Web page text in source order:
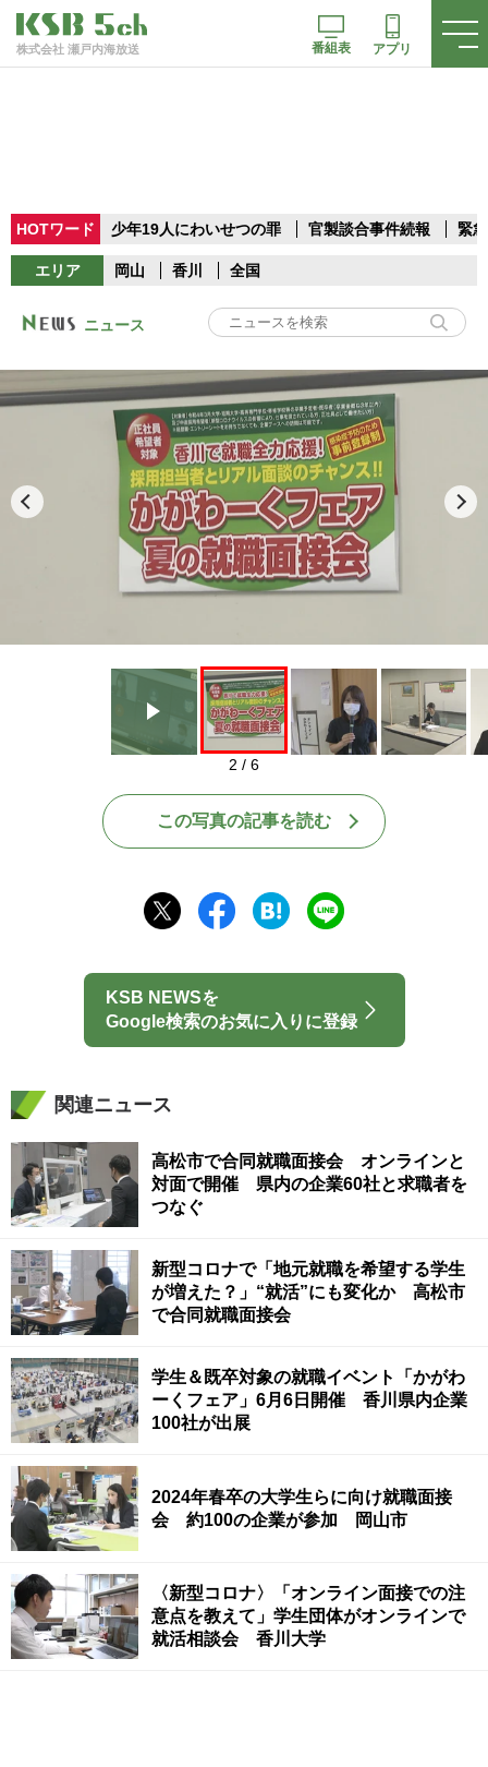
株式会社 瀬戸内海放送 番組表 アプリ
HOTワード 少年19人にわいせつの罪 官製談合事件続報 緊
エリア 岡山 香川 全国
ニュース
Play
2 / 6
この写真の記事を読む
KSB NEWSを
Google検索のお気に入りに登録
関連ニュース
高松市で合同就職面接会 オンラインと
対面で開催 県内の企業60社と求職者を
つなぐ
新型コロナで「地元就職を希望する学生
が増えた？」“就活”にも変化か 高松市
で合同就職面接会
学生＆既卒対象の就職イベント「かがわ
ーくフェア」6月6日開催 香川県内企業
100社が出展
2024年春卒の大学生らに向け就職面接
会 約100の企業が参加 岡山市
〈新型コロナ〉「オンライン面接での注
意点を教えて」学生団体がオンラインで
就活相談会 香川大学